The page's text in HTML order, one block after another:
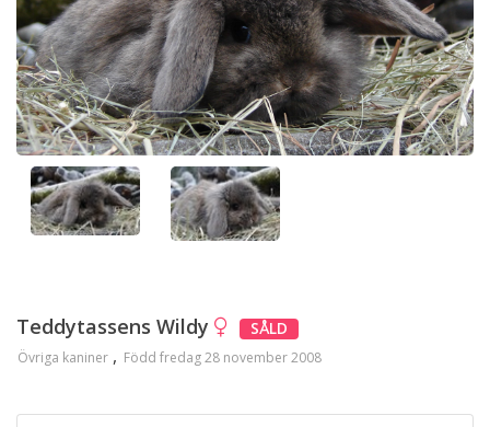
Teddytassens Wildy SÅLD
Övriga kaniner Född fredag 28 november 2008